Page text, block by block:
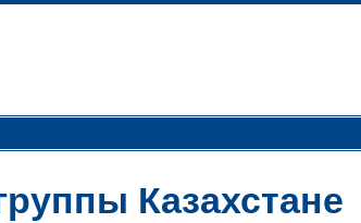
Казахстане